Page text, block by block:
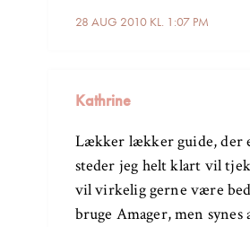
28 AUG 2010 KL. 1:07 PM
Kathrine
Lækker lækker guide, der
steder jeg helt klart vil
vil virkelig gerne være
bruge Amager, men synes